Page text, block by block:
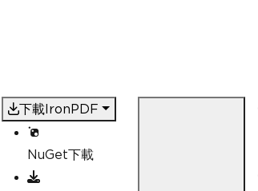
下載IronPDF
NuGet下載